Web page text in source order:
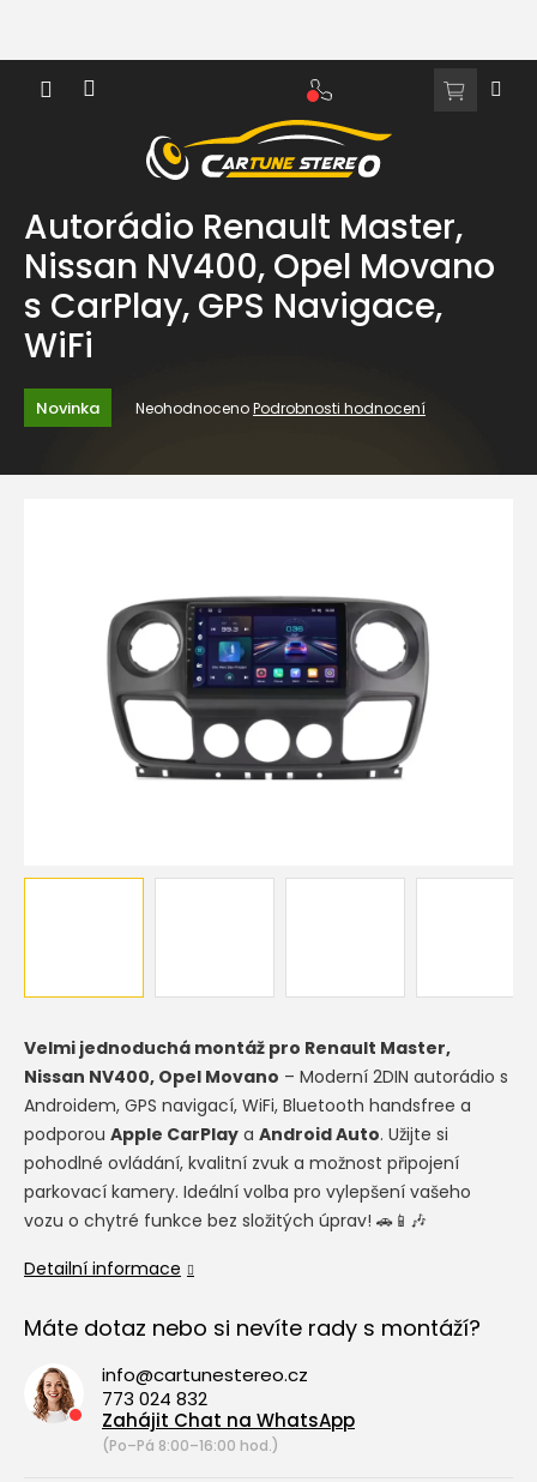
obsah
NÁKUPNÍ
Autorádio Renault Master,
Nissan NV400, Opel Movano
s CarPlay, GPS Navigace,
WiFi
Novinka
Průměrné
je
NeohodnocenoPodrobnosti hodnocení
Velmi jednoduchá montáž pro Renault Master,
Nissan NV400, Opel Movano – Moderní 2DIN autorádio s
Androidem, GPS navigací, WiFi, Bluetooth handsfree a
podporou Apple CarPlay a Android Auto. Užijte si
pohodlné ovládání, kvalitní zvuk a možnost připojení
parkovací kamery. Ideální volba pro vylepšení vašeho
vozu o chytré funkce bez složitých úprav! 🚗📱🎶
Detailní informace
Máte dotaz nebo si nevíte rady s montáží?
info@cartunestereo.cz
773 024 832
Zahájit Chat na WhatsApp
(Po–Pá 8:00–16:00 hod.)